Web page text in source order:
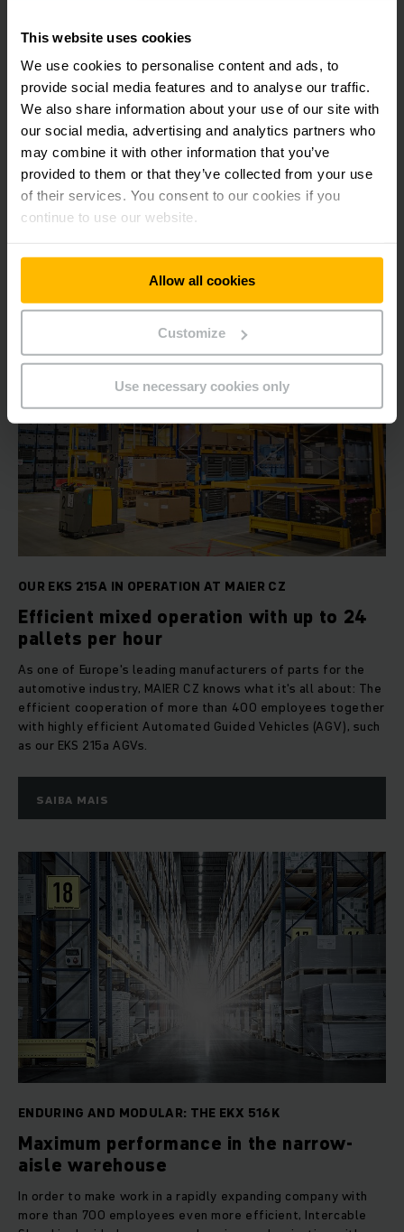
This website uses cookies
We use cookies to personalise content and ads, to
provide social media features and to analyse our traffic.
We also share information about your use of our site with
our social media, advertising and analytics partners who
may combine it with other information that you’ve
provided to them or that they’ve collected from your use
of their services. You consent to our cookies if you
continue to use our website.
Allow all cookies
Customize
Use necessary cookies only
TRANSPORTE AUTOMATIZADO
Audi Hungria: logística inteligente com
transporte autônomo
Na fábrica da Audi em Győr, na Hungria, a Jungheinrich
automatizou o fornecimento de materiais para a produção de
motores. Seis EZS 350a sem motorista foram colocados em
operação. As unidades param automaticamente em 57
estações ao longo do trecho de estrada de mais de 1.000
metros de comprimento.
OUR EKS 215A IN OPERATION AT MAIER CZ
Efficient mixed operation with up to 24
pallets per hour
As one of Europe's leading manufacturers of parts for the
automotive industry, MAIER CZ knows what it's all about: The
efficient cooperation of more than 400 employees together
with highly efficient Automated Guided Vehicles (AGV), such
as our EKS 215a AGVs.
SAIBA MAIS
ENDURING AND MODULAR: THE EKX 516K
Maximum performance in the narrow-
aisle warehouse
In order to make work in a rapidly expanding company with
more than 700 employees even more efficient, Intercable